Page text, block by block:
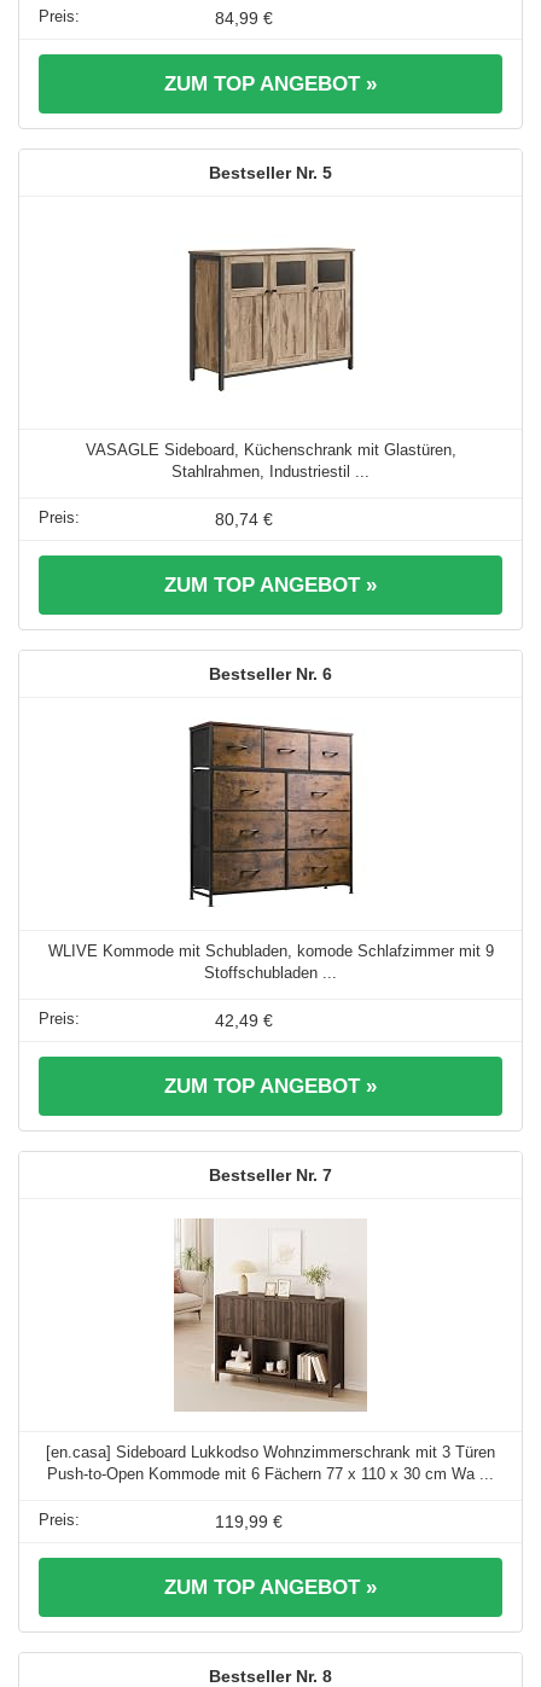
84,99 €
ZUM TOP ANGEBOT »
5
VASAGLE Sideboard, Küchenschrank mit Glastüren,
Stahlrahmen, Industriestil ...
80,74 €
ZUM TOP ANGEBOT »
6
WLIVE Kommode mit Schubladen, komode Schlafzimmer mit 9
Stoffschubladen ...
42,49 €
ZUM TOP ANGEBOT »
7
[en.casa] Sideboard Lukkodso Wohnzimmerschrank mit 3 Türen
Push-to-Open Kommode mit 6 Fächern 77 x 110 x 30 cm Wa ...
119,99 €
ZUM TOP ANGEBOT »
8